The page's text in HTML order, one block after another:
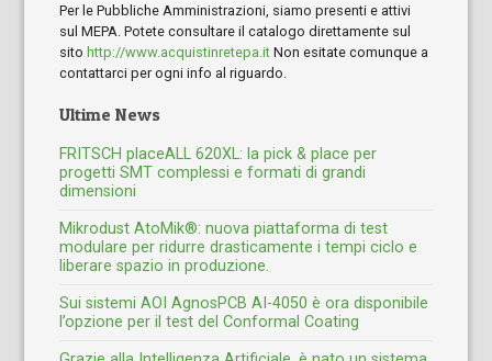
Per le Pubbliche Amministrazioni, siamo presenti e attivi
sul MEPA. Potete consultare il catalogo direttamente sul
sito http://www.acquistinretepa.it Non esitate comunque a
contattarci per ogni info al riguardo.
Ultime News
FRITSCH placeALL 620XL: la pick & place per
progetti SMT complessi e formati di grandi
dimensioni
Mikrodust AtoMik®: nuova piattaforma di test
modulare per ridurre drasticamente i tempi ciclo e
liberare spazio in produzione.
Sui sistemi AOI AgnosPCB AI-4050 è ora disponibile
l’opzione per il test del Conformal Coating